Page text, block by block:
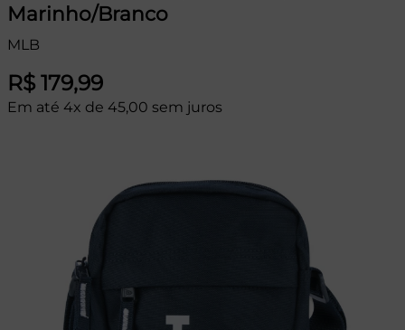
Marinho/Branco
MLB
R$ 179,99
Em até 4x de 45,00 sem juros